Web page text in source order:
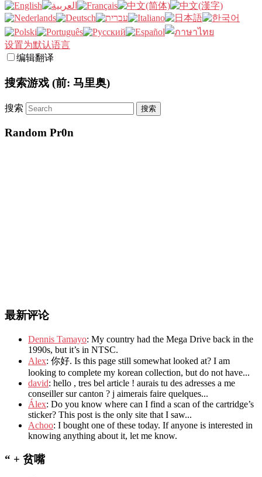
设置为默认语言
编辑翻译
搜索游戏 (前: 马里奥)
搜索
Random Pr0n
最新评论
Dennis Tamayo: My country had the Mega Drive back in the
1990s, but it’s in NTSC.
Alex: 你好. Is this page still somewhat looked at? I am
looking to complete my korean collection, but do not have...
david: hello , tres bel article ! aurais tu des adresses a me
conseiller sur canton ? j aimerais faire quelques...
Álex: Do you know where can I find a scan of the cartridge’s
sticker? This post is the only site that I saw...
Achoo: I bought one of these today. If anyone is interested in
knowing anything about it, let me know.
“ + 贫嘴